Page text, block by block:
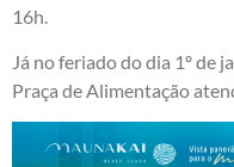
16h.
Já no feriado do dia 1º de
Praça de Alimentação